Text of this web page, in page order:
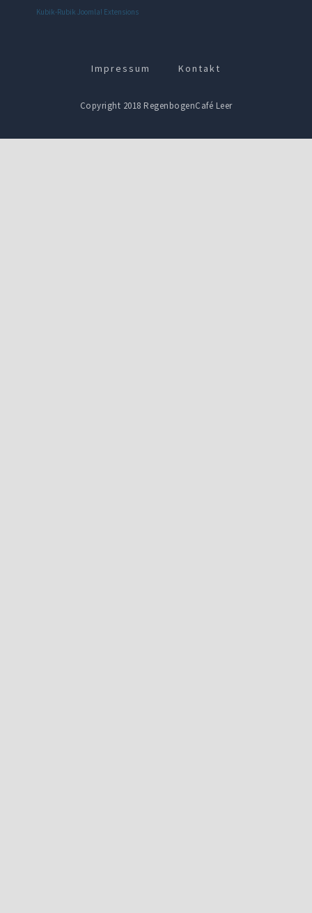
Kubik-Rubik Joomla! Extensions
Impressum Kontakt
Copyright 2018 RegenbogenCafé Leer